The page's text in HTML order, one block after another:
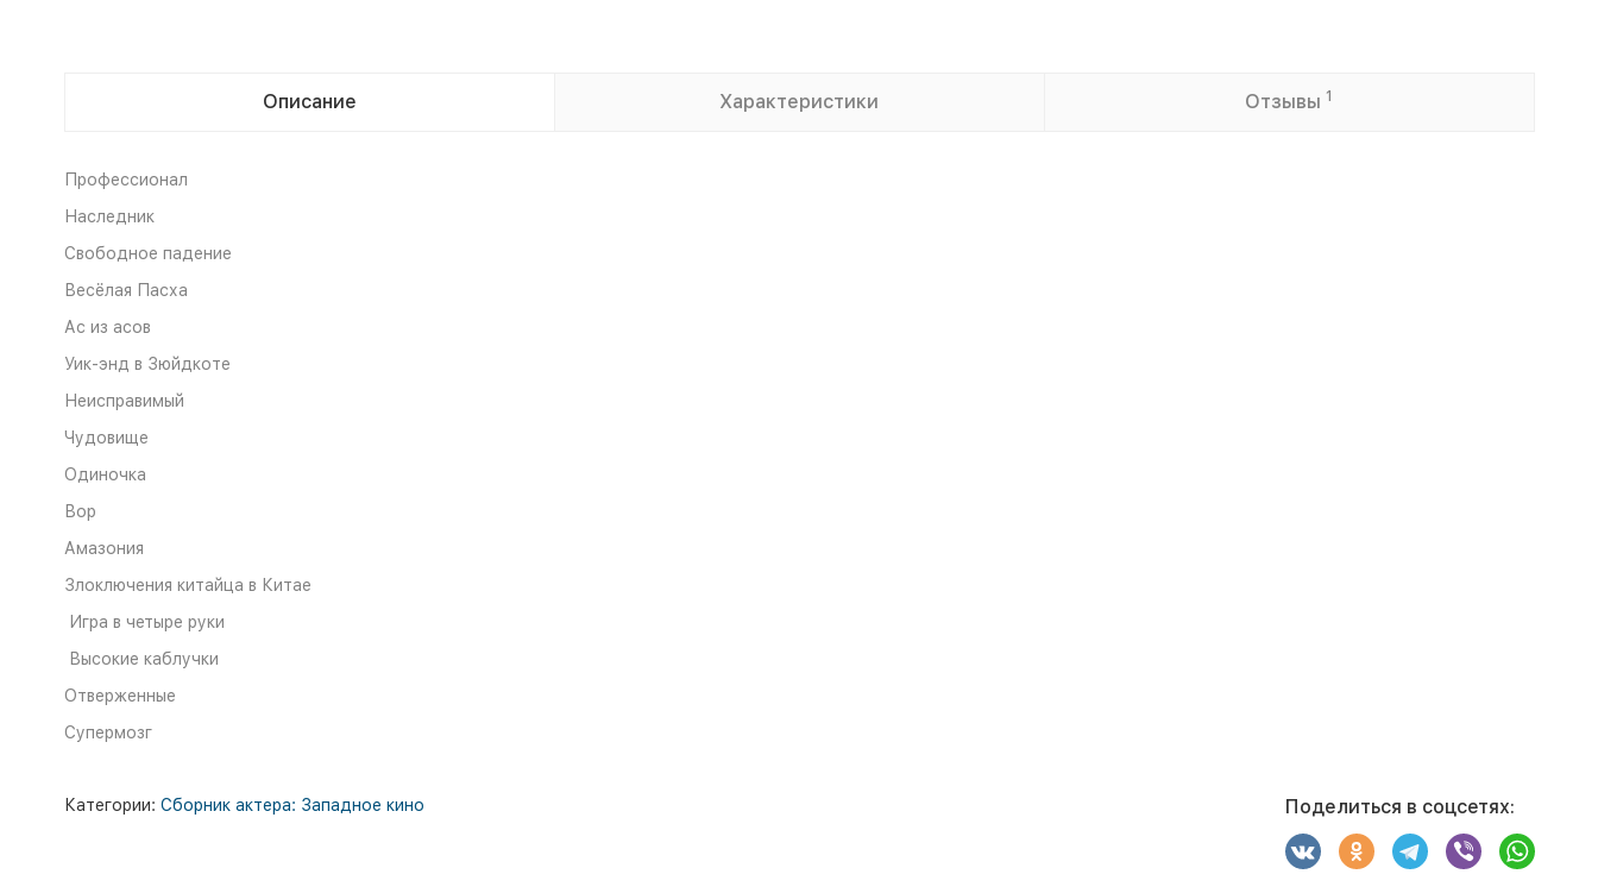
Описание Характеристики Отзывы 1
Профессионал
Наследник
Свободное падение
Весёлая Пасха
Ас из асов
Уик-энд в Зюйдкоте
Неисправимый
Чудовище
Одиночка
Вор
Амазония
Злоключения китайца в Китае
Игра в четыре руки
Высокие каблучки
Отверженные
Супермозг
Категории: Сборник актера: Западное кино Поделиться в соцсетях: